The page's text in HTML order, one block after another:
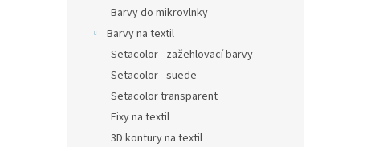
Barvy do mikrovlnky
Barvy na textil
Setacolor - zažehlovací barvy
Setacolor - suede
Setacolor transparent
Fixy na textil
3D kontury na textil